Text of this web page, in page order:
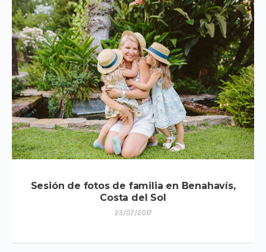
Sesión de fotos de familia en Benahavís,
Costa del Sol
23/07/2017